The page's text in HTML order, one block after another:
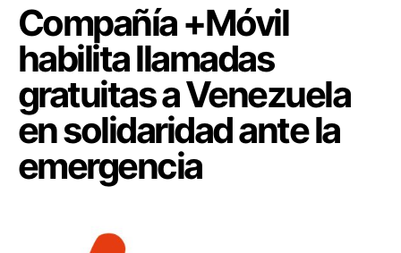
Compañía +Móvil
habilita llamadas
gratuitas a Venezuela
en solidaridad ante la
emergencia